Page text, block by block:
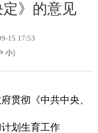
》的意见
15 17:53
小]
贯彻《中共中央、
划生育工作